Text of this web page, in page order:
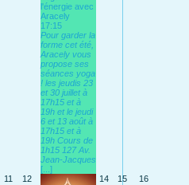
11 12
l'énergie avec
Aracely
17:15
Pour garder la
forme cet été,
Aracely vous
propose ses
séances yoga
! les jeudis 23
et 30 juillet à
17h15 et à
19h et le jeudi
6 et 13 août à
17h15 et à
19h Cours de
1h15 127 Av.
Jean-Jacques
[...]
14 15 16